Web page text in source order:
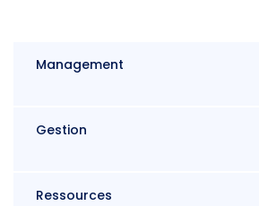
Management
Gestion
Ressources